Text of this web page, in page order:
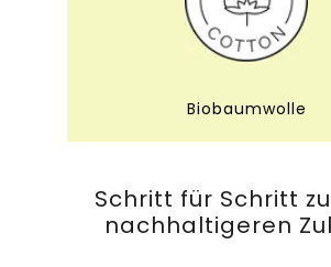
Biobaumwolle
Schritt für Schritt
nachhaltigeren